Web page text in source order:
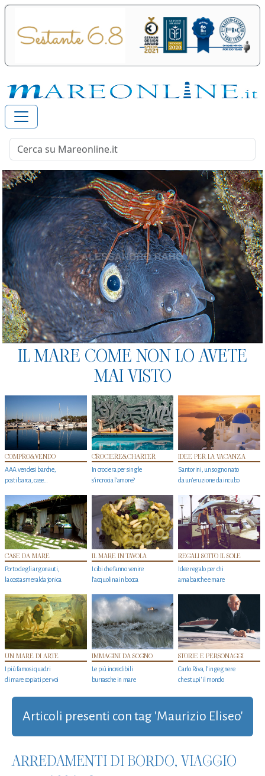
IL MARE COME NON LO AVETE
MAI VISTO
COMPRO&VENDO
AAA vendesi barche,
posti barca, case…
CROCIERE&CHARTER
In crociera per single
s'incrocia l’amore?
IDEE PER LA VACANZA
Santorini, un sogno nato
da un’eruzione da incubo
CASE DA MARE
Porto degli argonauti,
la costa smeralda jonica
IL MARE IN TAVOLA
I cibi che fanno venire
l’acquolina in bocca
REGALI SOTTO IL SOLE
Idee regalo per chi
ama barche e mare
UN MARE DI ARTE
I più famosi quadri
di mare copiati per voi
IMMAGINI DA SOGNO
Le più incredibili
burrasche in mare
STORIE E PERSONAGGI
Carlo Riva, l’ingegnere
che stupi' il mondo
Articoli presenti con tag 'Maurizio Eliseo'
ARREDAMENTI DI BORDO, VIAGGIO